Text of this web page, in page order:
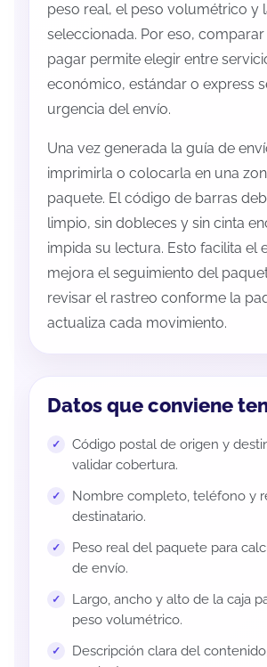
peso real, el peso volumétrico y
seleccionada. Por eso,
pagar permite elegir entre
económico, estándar o express
urgencia del envío.
Una vez generada la guía de
imprimirla o colocarla en una
paquete. El código de barras
limpio, sin dobleces y sin cinta
impida su lectura. Esto facilita el
mejora el seguimiento del
revisar el rastreo conforme la
actualiza cada movimiento.
Datos que conviene
Código postal de origen y
validar cobertura.
Nombre completo, teléfono y
destinatario.
Peso real del paquete para
de envío.
Largo, ancho y alto de la caja
peso volumétrico.
Descripción clara del